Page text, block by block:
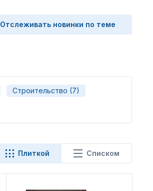
Отслеживать новинки по теме
Строительство (7)
Плиткой Списком